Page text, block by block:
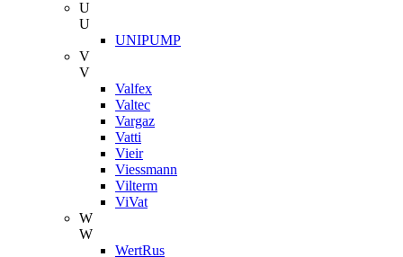
U
U
UNIPUMP
V
V
Valfex
Valtec
Vargaz
Vatti
Vieir
Viessmann
Vilterm
ViVat
W
W
WertRus